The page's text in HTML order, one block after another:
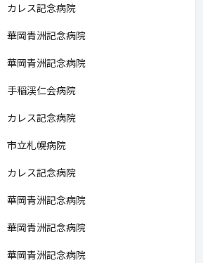
カレス記念病院
華岡青洲記念病院
華岡青洲記念病院
手稲渓仁会病院
カレス記念病院
市立札幌病院
カレス記念病院
華岡青洲記念病院
華岡青洲記念病院
華岡青洲記念病院